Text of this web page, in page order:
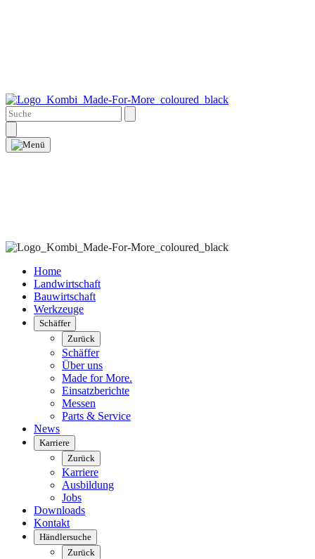
Home
Landwirtschaft
Bauwirtschaft
Werkzeuge
Schäffer
Zurück
Schäffer
Über uns
Made for More.
Einsatzberichte
Messen
Parts & Service
News
Karriere
Zurück
Karriere
Ausbildung
Jobs
Downloads
Kontakt
Händlersuche
Zurück